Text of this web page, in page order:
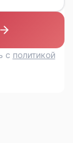
с политикой